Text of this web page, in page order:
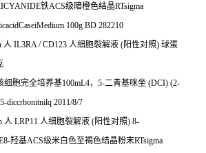
铁ACS级暗橙色结晶RTsigma
100g BD 282210
人 IL3RA / CD123 人细胞裂解液 (阳性对照) 球蛋
细胞完全培养基100mL4， 5-二青基咪坐 (DCI) (2-
diccrbonitnilq 2011/8/7
人 LRP11 人细胞裂解液 (阳性对照) 8-
羟基ACS级米白色至褐色结晶粉末RTsigma